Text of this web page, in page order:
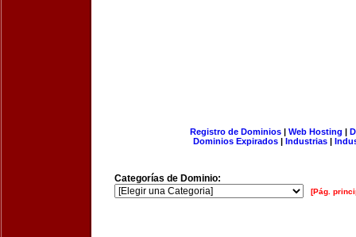
Registro de Dominios| Web Hosting |
Dominios Expirados | Industrias |
Categorías de Dominio:
[Pág.